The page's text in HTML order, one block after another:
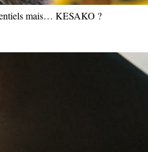
mais… KESAKO ?